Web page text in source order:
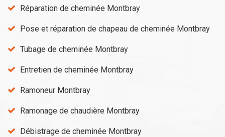
Réparation de cheminée Montbray
Pose et réparation de chapeau de cheminée Montbray
Tubage de cheminée Montbray
Entretien de cheminée Montbray
Ramoneur Montbray
Ramonage de chaudière Montbray
Débistrage de cheminée Montbray